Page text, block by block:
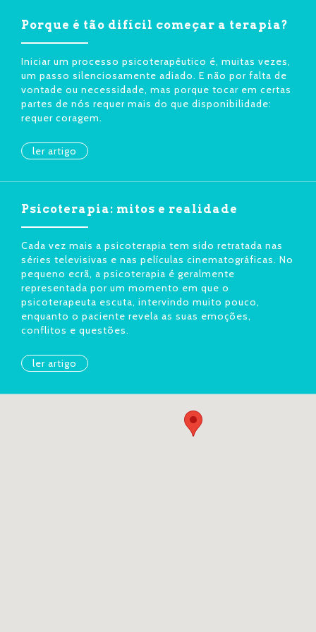
Porque é tão difícil começar a terapia?
Iniciar um processo psicoterapêutico é, muitas vezes,
um passo silenciosamente adiado. E não por falta de
vontade ou necessidade, mas porque tocar em certas
partes de nós requer mais do que disponibilidade:
requer coragem.
ler artigo
Psicoterapia: mitos e realidade
Cada vez mais a psicoterapia tem sido retratada nas
séries televisivas e nas películas cinematográficas. No
pequeno ecrã, a psicoterapia é geralmente
representada por um momento em que o
psicoterapeuta escuta, intervindo muito pouco,
enquanto o paciente revela as suas emoções,
conflitos e questões.
ler artigo
ONDE ESTAMOS?